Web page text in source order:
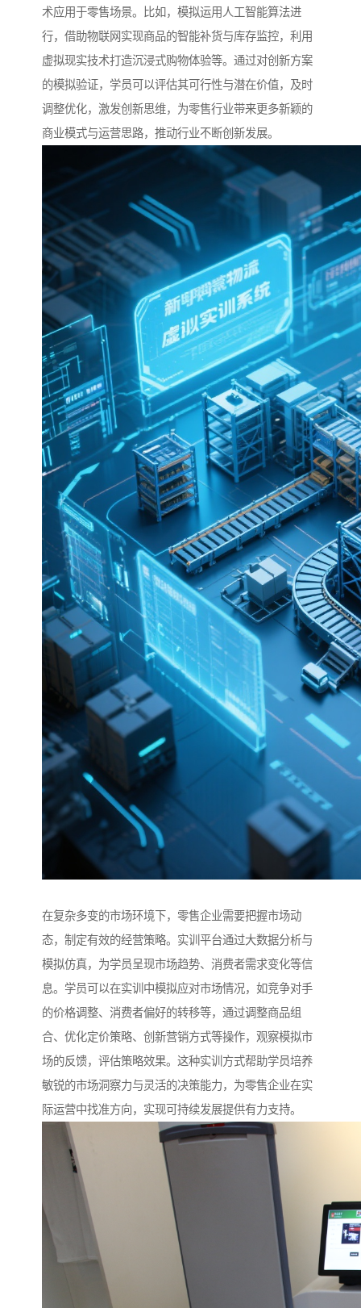
术应用于零售场景。比如，模拟运用人工智能算法进
行，借助物联网实现商品的智能补货与库存监控，利用
虚拟现实技术打造沉浸式购物体验等。通过对创新方案
的模拟验证，学员可以评估其可行性与潜在价值，及时
调整优化，激发创新思维，为零售行业带来更多新颖的
商业模式与运营思路，推动行业不断创新发展。
在复杂多变的市场环境下，零售企业需要把握市场动
态，制定有效的经营策略。实训平台通过大数据分析与
模拟仿真，为学员呈现市场趋势、消费者需求变化等信
息。学员可以在实训中模拟应对市场情况，如竞争对手
的价格调整、消费者偏好的转移等，通过调整商品组
合、优化定价策略、创新营销方式等操作，观察模拟市
场的反馈，评估策略效果。这种实训方式帮助学员培养
敏锐的市场洞察力与灵活的决策能力，为零售企业在实
际运营中找准方向，实现可持续发展提供有力支持。